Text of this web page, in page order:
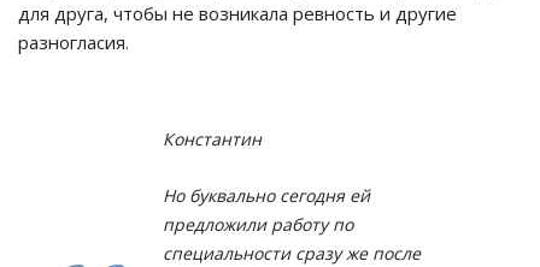
для друга, чтобы не возникала ревность и другие
разногласия.
Константин
Но буквально сегодня ей
предложили работу по
специальности сразу же после